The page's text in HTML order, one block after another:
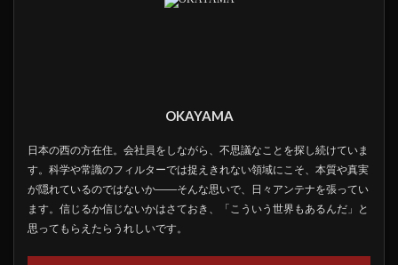
OKAYAMA
日本の西の方在住。会社員をしながら、不思議なことを探し続けていま
す。科学や常識のフィルターでは捉えきれない領域にこそ、本質や真実
が隠れているのではないか――そんな思いで、日々アンテナを張ってい
ます。信じるか信じないかはさておき、「こういう世界もあるんだ」と
思ってもらえたらうれしいです。